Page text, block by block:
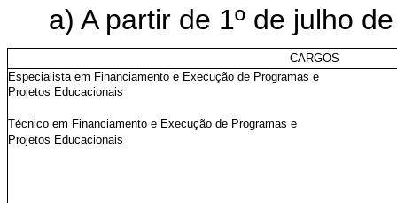
a) A partir de 1º de julho
CARGOS
Especialista em Financiamento e Execução de Programas e
Projetos Educacionais
Técnico em Financiamento e Execução de Programas e
Projetos Educacionais